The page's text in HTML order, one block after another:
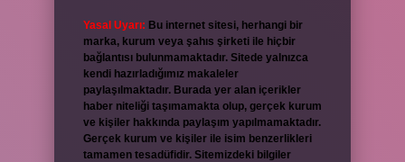
Yasal Uyarı: Bu internet sitesi, herhangi bir
marka, kurum veya şahıs şirketi ile hiçbir
bağlantısı bulunmamaktadır. Sitede yalnızca
kendi hazırladığımız makaleler
paylaşılmaktadır. Burada yer alan içerikler
haber niteliği taşımamakta olup, gerçek kurum
ve kişiler hakkında paylaşım yapılmamaktadır.
Gerçek kurum ve kişiler ile isim benzerlikleri
tamamen tesadüfidir. Sitemizdeki bilgiler